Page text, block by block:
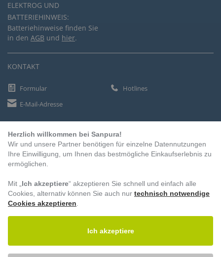
ELEKTROG UND
BATTERIEHINWEIS:
Batteriehinweise finden Sie
in den AGB und hier.
KONTAKT
Formular
Hotlines
E-Mail-Adresse
ZAHLUNGSARTEN
Vorkasse
BESUCHEN SIE UNS
Herzlich willkommen bei Sanpura!
Wir und unsere Partner benötigen für einzelne Datennutzungen
Ihre Einwilligung, um Ihnen das bestmögliche Einkaufserlebnis zu
ermöglichen.
Mit „ Ich akzeptiere“ akzeptieren Sie schnell und einfach alle
Cookies, alternativ können Sie auch nur technisch notwendige
Cookies akzeptieren
Ich akzeptiere